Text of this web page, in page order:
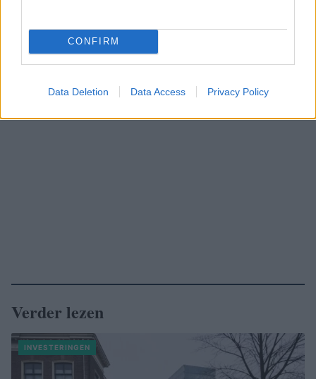
CONFIRM
Data Deletion Data Access Privacy Policy
Verder lezen
INVESTERINGEN